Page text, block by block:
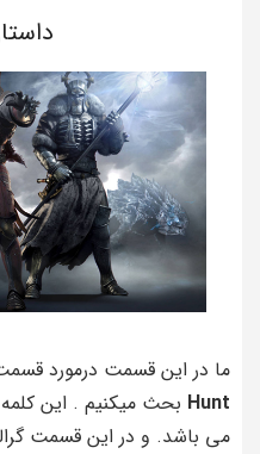
ما در این قسمت درمورد
Hunt بحث میکنیم . این
می باشد. و در این قسمت